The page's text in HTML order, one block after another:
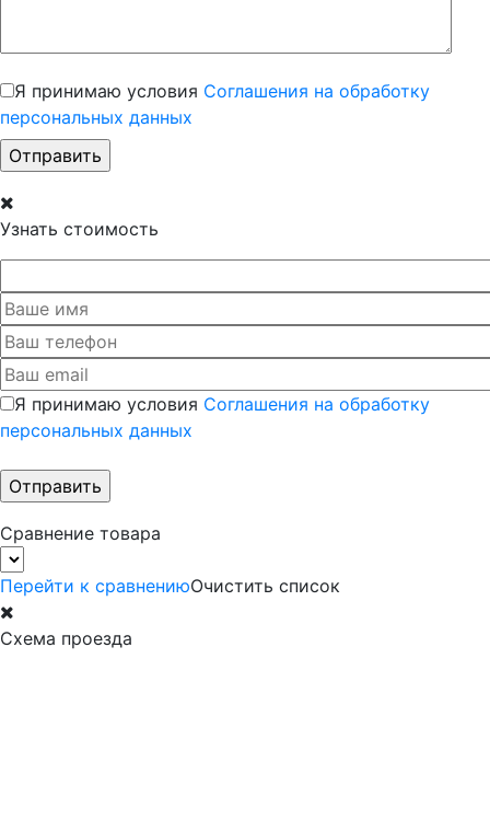
Я принимаю условия Соглашения на обработку
персональных данных
Узнать стоимость
Я принимаю условия Соглашения на обработку
персональных данных
Сравнение товара
Перейти к сравнениюОчистить список
Схема проезда